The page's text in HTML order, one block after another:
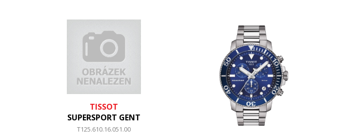
TISSOT
SUPERSPORT GENT
T125.610.16.051.00